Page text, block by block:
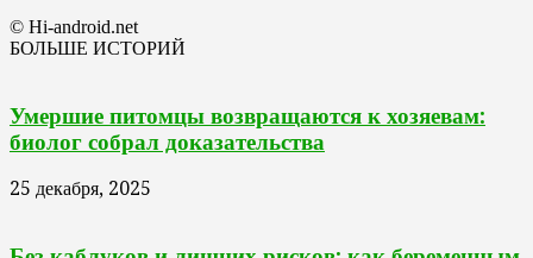
© Hi-android.net
БОЛЬШЕ ИСТОРИЙ
Умершие питомцы возвращаются к хозяевам:
биолог собрал доказательства
25 декабря, 2025